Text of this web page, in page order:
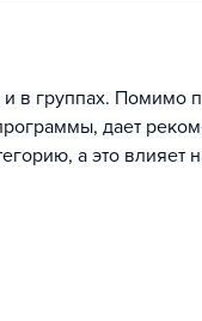
и в группах. Помимо
дает
а это влияет